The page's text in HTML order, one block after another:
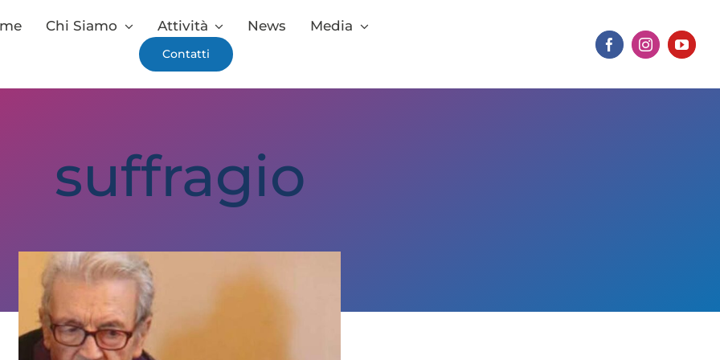
Chi Siamo Attività News Media
Contatti
suffragio